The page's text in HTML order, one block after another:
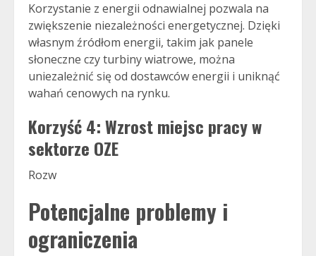
Korzystanie z energii odnawialnej pozwala na
zwiększenie niezależności energetycznej. Dzięki
własnym źródłom energii, takim jak panele
słoneczne czy turbiny wiatrowe, można
uniezależnić się od dostawców energii i uniknąć
wahań cenowych na rynku.
Korzyść 4: Wzrost miejsc pracy w
sektorze OZE
Rozw
Potencjalne problemy i
ograniczenia